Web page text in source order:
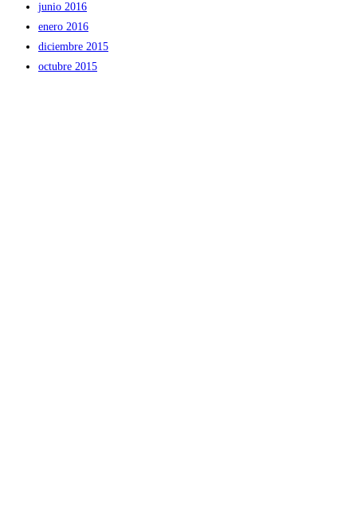
junio 2016
enero 2016
diciembre 2015
octubre 2015